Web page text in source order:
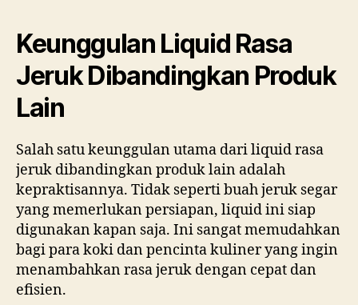
Keunggulan Liquid Rasa
Jeruk Dibandingkan Produk
Lain
Salah satu keunggulan utama dari liquid rasa
jeruk dibandingkan produk lain adalah
kepraktisannya. Tidak seperti buah jeruk segar
yang memerlukan persiapan, liquid ini siap
digunakan kapan saja. Ini sangat memudahkan
bagi para koki dan pencinta kuliner yang ingin
menambahkan rasa jeruk dengan cepat dan
efisien.